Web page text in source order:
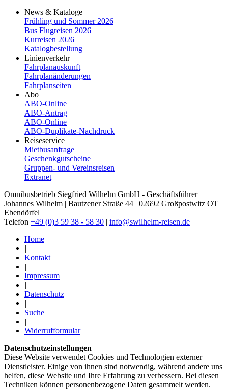
News & Kataloge
Frühling und Sommer 2026
Bus Flugreisen 2026
Kurreisen 2026
Katalogbestellung
Linienverkehr
Fahrplanauskunft
Fahrplanänderungen
Fahrplanseiten
Abo
ABO-Online
ABO-​Antrag
ABO-​Online
ABO-​Duplikate-​Nachdruck
Reiseservice
Mietbusanfrage
Geschenkgutscheine
Gruppen- und Vereinsreisen
Extranet
Omnibusbetrieb Siegfried Wilhelm GmbH - Geschäftsführer
Johannes Wilhelm | Bautzener Straße 44 | 02692 Großpostwitz OT
Ebendörfel
Telefon +49 (0)3 59 38 - 58 30 | info@swilhelm-reisen.de
Home
|
Kontakt
|
Impressum
|
Datenschutz
|
Suche
|
Widerrufformular
Datenschutzeinstellungen
Diese Website verwendet Cookies und Technologien externer
Dienstleister. Einige von ihnen sind notwendig, während andere uns
helfen, diese Website und Ihre Erfahrung zu verbessern. Bei diesen
Techniken können personenbezogene Daten gesammelt werden.